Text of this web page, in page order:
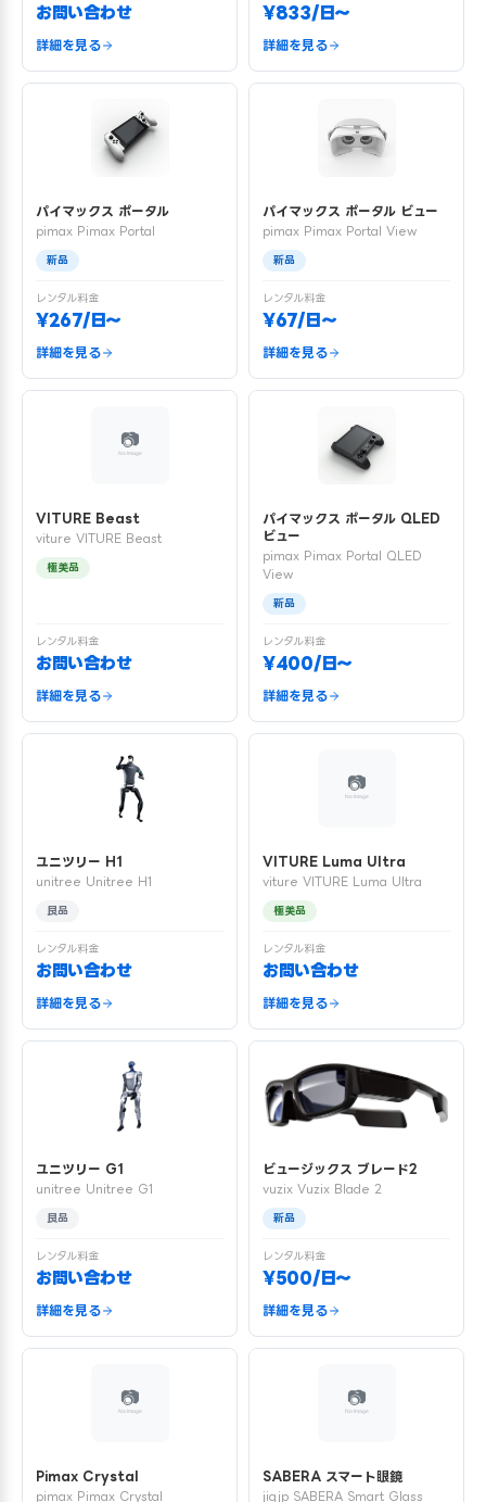
お問い合わせ
詳細を見る
¥833/日〜
詳細を見る
パイマックス ポータル
pimax Pimax Portal
新品
レンタル料金
¥267/日〜
詳細を見る
パイマックス ポータル ビュー
pimax Pimax Portal View
新品
レンタル料金
¥67/日〜
詳細を見る
VITURE Beast
viture VITURE Beast
極美品
レンタル料金
お問い合わせ
詳細を見る
パイマックス ポータル QLED
ビュー
pimax Pimax Portal QLED
View
新品
レンタル料金
¥400/日〜
詳細を見る
ユニツリー H1
unitree Unitree H1
良品
レンタル料金
お問い合わせ
詳細を見る
VITURE Luma Ultra
viture VITURE Luma Ultra
極美品
レンタル料金
お問い合わせ
詳細を見る
ユニツリー G1
unitree Unitree G1
良品
レンタル料金
お問い合わせ
詳細を見る
ビュージックス ブレード2
vuzix Vuzix Blade 2
新品
レンタル料金
¥500/日〜
詳細を見る
Pimax Crystal
pimax Pimax Crystal
SABERA スマート眼鏡
jigjp SABERA Smart Glass